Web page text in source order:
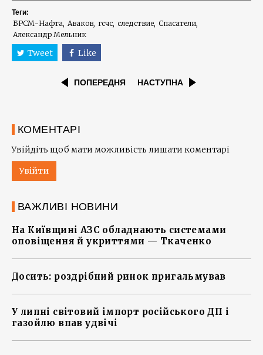
Теги:
БРСМ-Нафта Аваков гсчс следствие Спасатели
Александр Мельник
Tweet Like
ПОПЕРЕДНЯ НАСТУПНА
КОМЕНТАРІ
Увійдіть щоб мати можливість лишати коментарі
Увійти
ВАЖЛИВІ НОВИНИ
На Київщині АЗС обладнають системами
оповіщення й укриттями — Ткаченко
Досить: роздрібний ринок пригальмував
У липні світовий імпорт російського ДП і
газойлю впав удвічі